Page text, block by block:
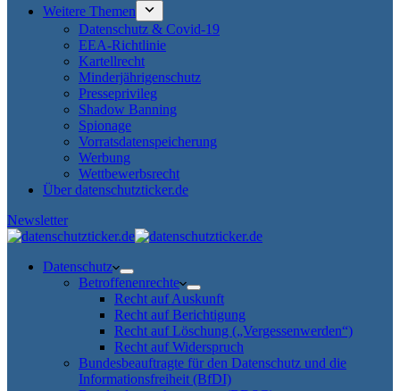
Weitere Themen
Datenschutz & Covid-19
EEA-Richtlinie
Kartellrecht
Minderjährigenschutz
Presseprivileg
Shadow Banning
Spionage
Vorratsdatenspeicherung
Werbung
Wettbewerbsrecht
Über datenschutzticker.de
Newsletter
Datenschutz
Betroffenenrechte
Recht auf Auskunft
Recht auf Berichtigung
Recht auf Löschung („Vergessenwerden“)
Recht auf Widerspruch
Bundesbeauftragte für den Datenschutz und die
Informationsfreiheit (BfDI)